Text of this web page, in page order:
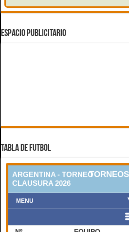
ESPACIO PUBLICITARIO
TABLA DE FUTBOL